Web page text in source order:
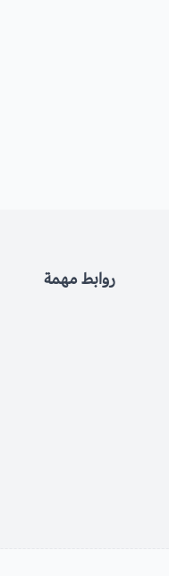
روابط مهمة